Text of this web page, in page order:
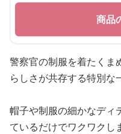
商品
警察官の制服を着たくま
らしさが共存する特別な
帽子や制服の細かなディ
ているだけでワクワクし